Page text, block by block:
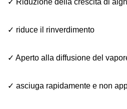
✓ Riduzione della crescita di
✓ riduce il rinverdimento
✓ Aperto alla diffusione del
✓ asciuga rapidamente e non